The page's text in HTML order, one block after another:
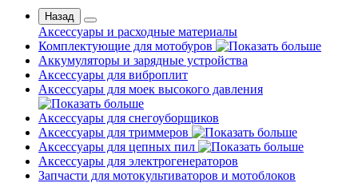
Назад
Аксессуары и расходные материалы
Комплектующие для мотобуров
Аккумуляторы и зарядные устройства
Аксессуары для виброплит
Аксессуары для моек высокого давления
Аксессуары для снегоуборщиков
Аксессуары для триммеров
Аксессуары для цепных пил
Аксессуары для электрогенераторов
Запчасти для мотокультиваторов и мотоблоков